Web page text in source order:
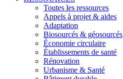
Toutes les ressources
Appels à projet & aides
Adaptation
Biosourcés & géosourcés
Économie circulaire
Établissements de santé
Rénovation
Urbanisme & Santé